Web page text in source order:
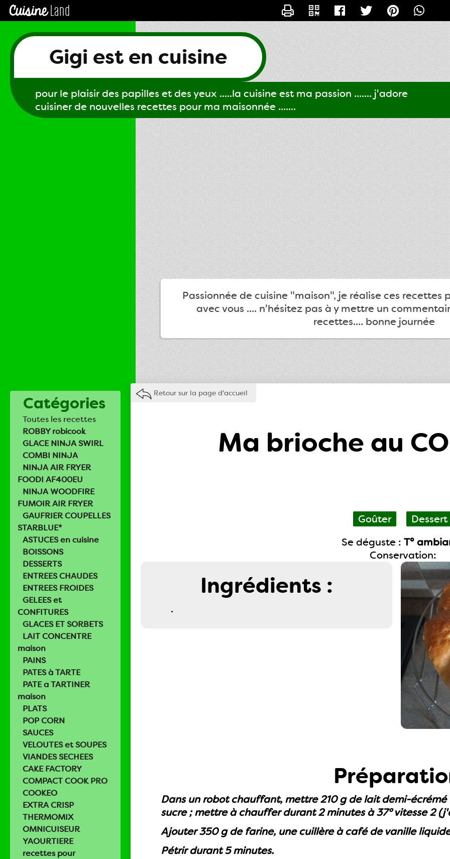
Gigi est en cuisine
pour le plaisir des papilles et des yeux .....la cuisine est ma passion ....... j'adore
cuisiner de nouvelles recettes pour ma maisonnée .......
Passionnée de cuisine "maison", je réalise ces recettes
avec vous .... n'hésitez pas à y mettre un
recettes.... bonne journée
Catégories
Toutes les recettes
ROBBY robicook
GLACE NINJA SWIRL
COMBI NINJA
NINJA AIR FRYER
FOODI AF400EU
NINJA WOODFIRE
FUMOIR AIR FRYER
GAUFRIER COUPELLES
STARBLUE*
ASTUCES en cuisine
BOISSONS
DESSERTS
ENTREES CHAUDES
ENTREES FROIDES
GELEES et
CONFITURES
GLACES ET SORBETS
LAIT CONCENTRE
maison
PAINS
PATES à TARTE
PATE a TARTINER
maison
PLATS
POP CORN
SAUCES
VELOUTES et SOUPES
VIANDES SECHEES
CAKE FACTORY
COMPACT COOK PRO
COOKEO
EXTRA CRISP
THERMOMIX
OMNICUISEUR
YAOURTIERE
recettes pour
Retour sur la page d'accueil
Ma brioche au
Goûter
Dessert
Se déguste : T°
Conservation:
Ingrédients :
.
Dans un robot chauffant, mettre 210 g de lait demi-
sucre ; mettre à chauffer durant 2 minutes à 37° vitesse 2
Ajouter 350 g de farine, une cuillère à café de vanille
Pétrir durant 5 minutes.
CONTACTER GIGI61